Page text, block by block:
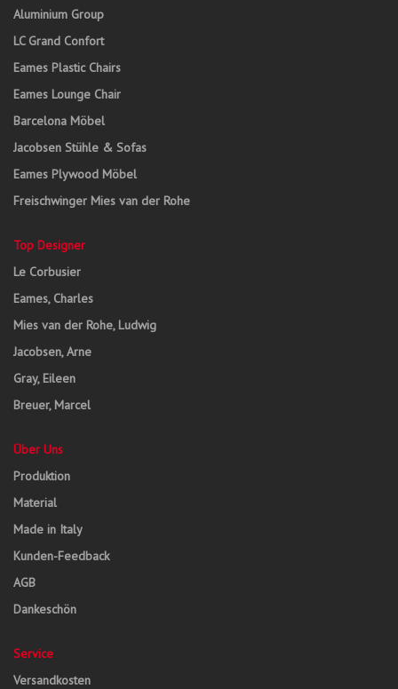
Aluminium Group
LC Grand Confort
Eames Plastic Chairs
Eames Lounge Chair
Barcelona Möbel
Jacobsen Stühle & Sofas
Eames Plywood Möbel
Freischwinger Mies van der Rohe
Top Designer
Le Corbusier
Eames, Charles
Mies van der Rohe, Ludwig
Jacobsen, Arne
Gray, Eileen
Breuer, Marcel
Über Uns
Produktion
Material
Made in Italy
Kunden-Feedback
AGB
Dankeschön
Service
Versandkosten